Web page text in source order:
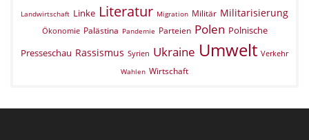
Landwirtschaft Linke Literatur Migration Militär Militarisierung
Ökonomie Palästina Pandemie Parteien Polen Polnische
Presseschau Rassismus Syrien Ukraine Umwelt Verkehr
Wahlen Wirtschaft